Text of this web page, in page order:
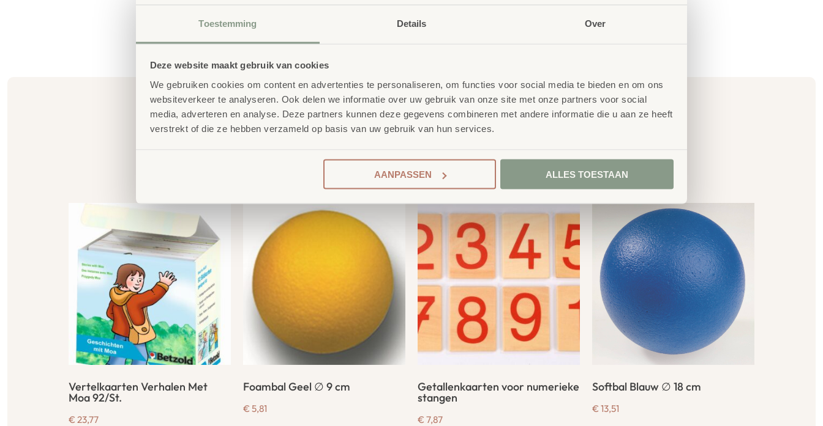
Toestemming Details Over
Deze website maakt gebruik van cookies
We gebruiken cookies om content en advertenties te personaliseren, om functies voor social media te bieden en om ons
websiteverkeer te analyseren. Ook delen we informatie over uw gebruik van onze site met onze partners voor social
media, adverteren en analyse. Deze partners kunnen deze gegevens combineren met andere informatie die u aan ze heeft
verstrekt of die ze hebben verzameld op basis van uw gebruik van hun services.
AANPASSEN ALLES TOESTAAN
Gerelateerdeproducten
Vertelkaarten Verhalen Met
Moa 92/St.
€ 23,77
Foambal Geel ∅ 9 cm
€ 5,81
Getallenkaarten voor numerieke
stangen
€ 7,87
Softbal Blauw ∅ 18 cm
€ 13,51